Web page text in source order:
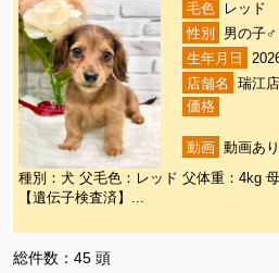
毛色
レッド
性別
男の子♂
生年月日
店舗名
瑞江
価格
動画
動画あり
種別：犬 父毛色：レッド 父体重：4kg
【遺伝子検査済】...
総件数：45 頭